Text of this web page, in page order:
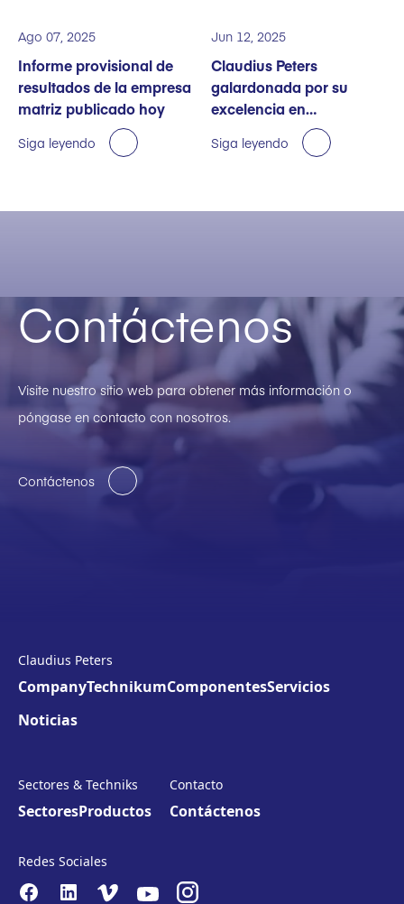
Ago 07, 2025
Informe provisional de
resultados de la empresa
matriz publicado hoy
Siga leyendo
Jun 12, 2025
Claudius Peters
galardonada por su
excelencia en
sostenibilidad
Siga leyendo
Contáctenos
Visite nuestro sitio web para obtener más información o
póngase en contacto con nosotros.
Contáctenos
Claudius Peters
CompanyTechnikumComponentesServicios
Noticias
Sectores & Techniks
SectoresProductos
Contacto
Contáctenos
Redes Sociales